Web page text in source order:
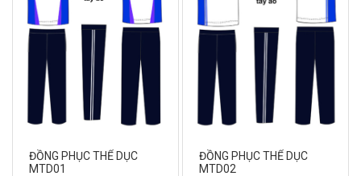
ĐỒNG PHỤC THỂ DỤC
MTD01
ĐỒNG PHỤC THỂ DỤC
MTD02